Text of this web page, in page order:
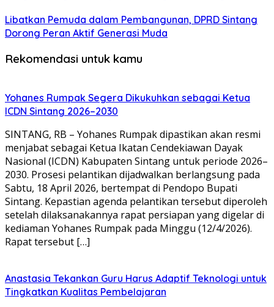
Libatkan Pemuda dalam Pembangunan, DPRD Sintang
Dorong Peran Aktif Generasi Muda
Rekomendasi untuk kamu
Yohanes Rumpak Segera Dikukuhkan sebagai Ketua
ICDN Sintang 2026–2030
SINTANG, RB – Yohanes Rumpak dipastikan akan resmi
menjabat sebagai Ketua Ikatan Cendekiawan Dayak
Nasional (ICDN) Kabupaten Sintang untuk periode 2026–
2030. Prosesi pelantikan dijadwalkan berlangsung pada
Sabtu, 18 April 2026, bertempat di Pendopo Bupati
Sintang. Kepastian agenda pelantikan tersebut diperoleh
setelah dilaksanakannya rapat persiapan yang digelar di
kediaman Yohanes Rumpak pada Minggu (12/4/2026).
Rapat tersebut […]
Anastasia Tekankan Guru Harus Adaptif Teknologi untuk
Tingkatkan Kualitas Pembelajaran